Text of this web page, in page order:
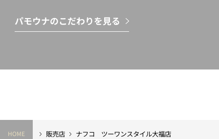
パモウナのこだわりを見る
HOME 販売店 ナフコ ツーワンスタイル大福店